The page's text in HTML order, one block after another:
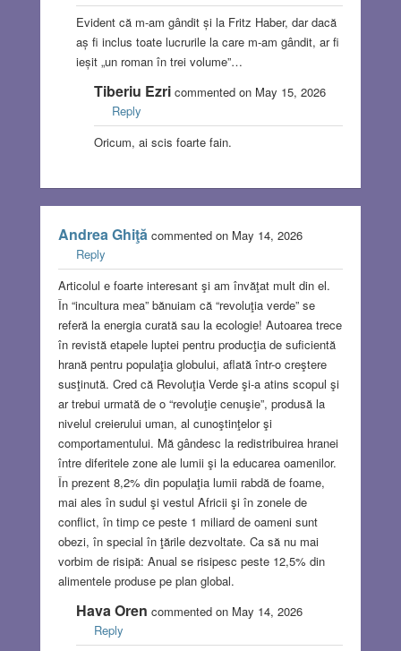
Evident că m-am gândit și la Fritz Haber, dar dacă
aș fi inclus toate lucrurile la care m-am gândit, ar fi
ieșit „un roman în trei volume”…
Tiberiu Ezricommented on May 15, 2026
Reply
Oricum, ai scis foarte fain.
Andrea Ghiţăcommented on May 14, 2026
Reply
Articolul e foarte interesant şi am învăţat mult din el.
În “incultura mea” bănuiam că “revoluţia verde” se
referă la energia curată sau la ecologie! Autoarea trece
în revistă etapele luptei pentru producţia de suficientă
hrană pentru populaţia globului, aflată într-o creştere
susţinută. Cred că Revoluţia Verde şi-a atins scopul şi
ar trebui urmată de o “revoluţie cenuşie”, produsă la
nivelul creierului uman, al cunoştinţelor şi
comportamentului. Mă gândesc la redistribuirea hranei
între diferitele zone ale lumii şi la educarea oamenilor.
În prezent 8,2% din populaţia lumii rabdă de foame,
mai ales în sudul şi vestul Africii şi în zonele de
conflict, în timp ce peste 1 miliard de oameni sunt
obezi, în special în ţările dezvoltate. Ca să nu mai
vorbim de risipă: Anual se risipesc peste 12,5% din
alimentele produse pe plan global.
Hava Oren commented on May 14, 2026
Reply